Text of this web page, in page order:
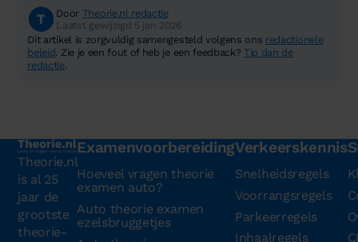
Door Theorie.nl redactie
Laatst gewijzigd 5 jan 2026
Dit artikel is zorgvuldig samengesteld volgens ons redactionele
beleid. Zie je een fout of heb je een feedback? Tip dan de
redactie.
Theorie.nl
is al 25
jaar de
grootste
theorie-
Examenvoorbereiding
Hoeveel vragen theorie
examen auto?
Auto theorie examen
ezelsbruggetjes
Verkeerskennis
Snelheidsregels
Voorrangsregels
Parkeerregels
Inhaalregels